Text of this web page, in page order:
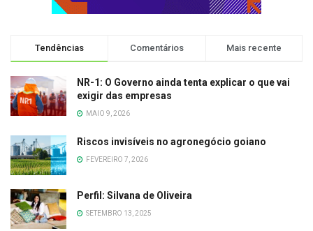
Tendências Comentários Mais recente
NR-1: O Governo ainda tenta explicar o que vai
exigir das empresas
MAIO 9, 2026
Riscos invisíveis no agronegócio goiano
FEVEREIRO 7, 2026
Perfil: Silvana de Oliveira
SETEMBRO 13, 2025